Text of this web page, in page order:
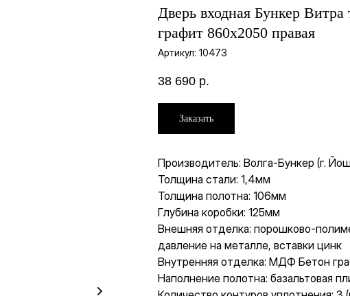
Дверь входная Бункер
графит 860х2050 правая
Артикул: 10473
38 690 р.
Заказать
Производитель: Волга-Бункер (г.
Толщина стали: 1,4мм
Толщина полотна: 106мм
Глубина коробки: 125мм
Внешняя отделка: порошково-
давление на металле, вставки цинк
Внутренняя отделка: МДФ Бетон
Наполнение полотна: базальтовая